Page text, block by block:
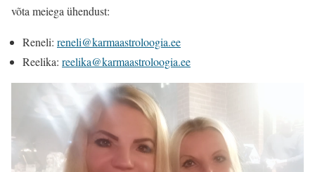
võta meiega ühendust:
Reneli: reneli@karmaastroloogia.ee
Reelika: reelika@karmaastroloogia.ee